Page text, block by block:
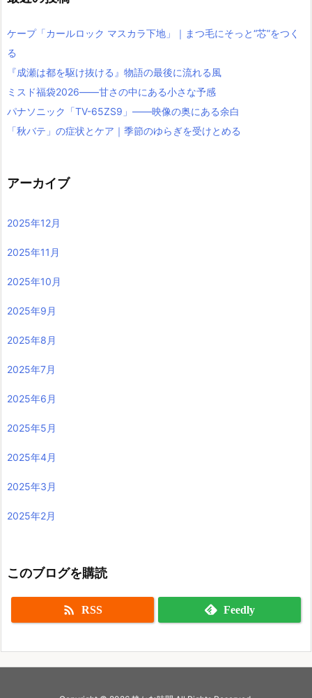
ケープ「カールロック マスカラ下地」｜まつ毛にそっと“芯”をつく
る
『成瀬は都を駆け抜ける』物語の最後に流れる風
ミスド福袋2026――甘さの中にある小さな予感
パナソニック「TV-65ZS9」――映像の奥にある余白
「秋バテ」の症状とケア｜季節のゆらぎを受けとめる
アーカイブ
2025年12月
2025年11月
2025年10月
2025年9月
2025年8月
2025年7月
2025年6月
2025年5月
2025年4月
2025年3月
2025年2月
このブログを購読
 RSS Feedly